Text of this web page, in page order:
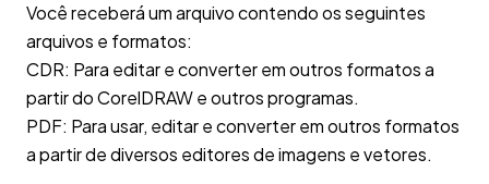
Você receberá um arquivo contendo os seguintes
arquivos e formatos:
CDR: Para editar e converter em outros formatos a
partir do CorelDRAW e outros programas.
PDF: Para usar, editar e converter em outros formatos
a partir de diversos editores de imagens e vetores.